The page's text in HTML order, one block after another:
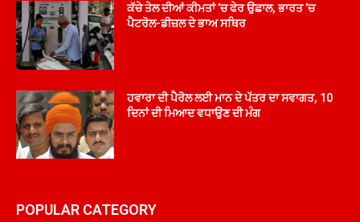
ਕੱਚੇ ਤੇਲ ਦੀਆਂ ਕੀਮਤਾਂ ’ਚ ਫੇਰ ਉਛਾਲ, ਭਾਰਤ ’ਚ
ਪੈਟਰੋਲ-ਡੀਜ਼ਲ ਦੇ ਭਾਅ ਸਥਿਰ
ਹਵਾਰਾ ਦੀ ਪੈਰੋਲ ਲਈ ਮਾਨ ਦੇ ਪੱਤਰ ਦਾ ਸਵਾਗਤ, 10
ਦਿਨਾਂ ਦੀ ਮਿਆਦ ਵਧਾਉਣ ਦੀ ਮੰਗ
POPULAR CATEGORY